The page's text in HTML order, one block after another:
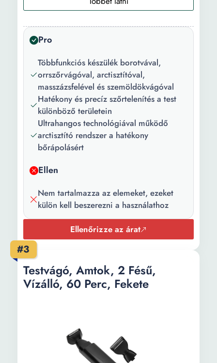
Penge
bevonata:
Rozsdamentes acél
Fejek száma:
4
Szükséges
elemek:
2 darab AAA
Hosszúság:
Szélesség:
Súly:
98 g
Pro
Többfunkciós készülék borotvával,
orrszőrvágóval, arctisztítóval,
masszázsfelével és szemöldökvágóval
Hatékony és precíz szőrtelenítés a test
különböző területein
Ultrahangos technológiával működő
arctisztító rendszer a hatékony
bőrápolásért
Ellen
Nem tartalmazza az elemeket, ezeket
külön kell beszerezni a használathoz
Ellenőrizze az árat
#3
Testvágó, Amtok, 2 Fésű,
Vízálló, 60 Perc, Fekete